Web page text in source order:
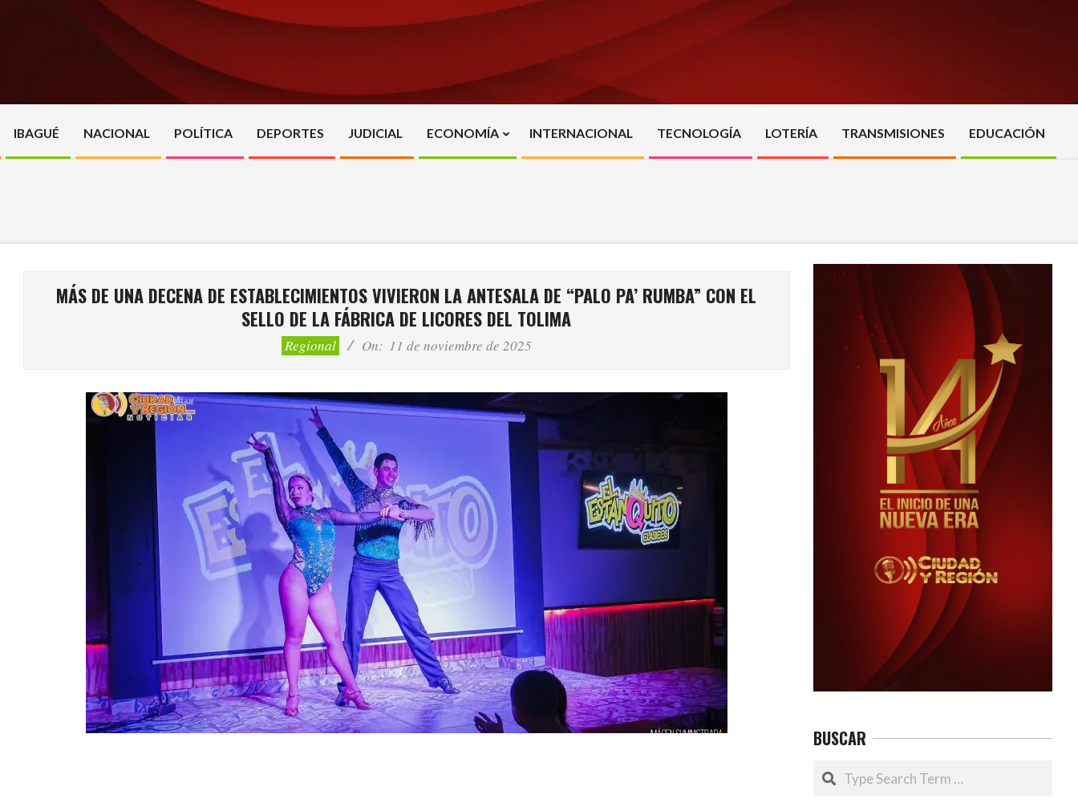
Primary
Navigation
IBAGUÉ NACIONAL POLÍTICA DEPORTES JUDICIAL ECONOMÍA INTERNACIONAL TECNOLOGÍA LOTERÍA TRANSMISIONES EDUCACIÓN
MÁS DE UNA DECENA DE ESTABLECIMIENTOS VIVIERON LA ANTESALA DE “PALO PA’ RUMBA” CON EL
SELLO DE LA FÁBRICA DE LICORES DEL TOLIMA
Regional On: 11 de noviembre de 2025
BUSCAR
Search